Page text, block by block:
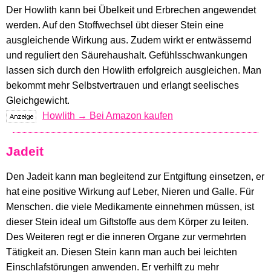
Der Howlith kann bei Übelkeit und Erbrechen angewendet
werden. Auf den Stoffwechsel übt dieser Stein eine
ausgleichende Wirkung aus. Zudem wirkt er entwässernd
und reguliert den Säurehaushalt. Gefühlsschwankungen
lassen sich durch den Howlith erfolgreich ausgleichen. Man
bekommt mehr Selbstvertrauen und erlangt seelisches
Gleichgewicht.
Howlith → Bei Amazon kaufen
Jadeit
Den Jadeit kann man begleitend zur Entgiftung einsetzen, er
hat eine positive Wirkung auf Leber, Nieren und Galle. Für
Menschen. die viele Medikamente einnehmen müssen, ist
dieser Stein ideal um Giftstoffe aus dem Körper zu leiten.
Des Weiteren regt er die inneren Organe zur vermehrten
Tätigkeit an. Diesen Stein kann man auch bei leichten
Einschlafstörungen anwenden. Er verhilft zu mehr